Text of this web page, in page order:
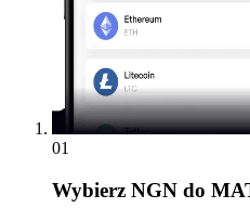
01
Wybierz NGN do